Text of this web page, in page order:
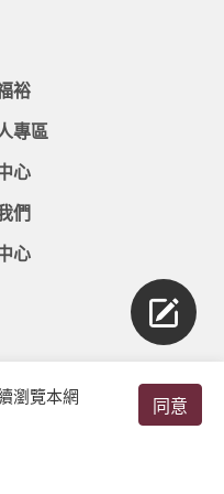
裕
專區
心
們
心
瀏覽本網
同意